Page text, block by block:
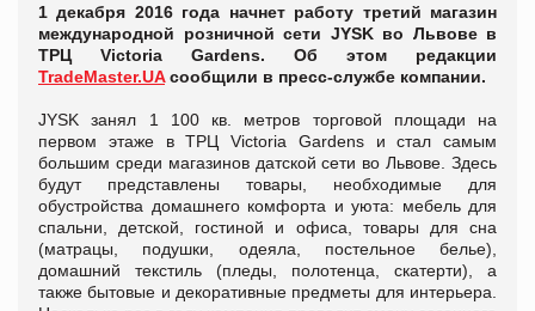
1 декабря 2016 года начнет работу третий магазин
международной розничной сети JYSK во Львове в
ТРЦ Victoria Gardens. Об этом редакции
TradeMaster.UAсообщили в пресс-службе компании.
JYSK занял 1 100 кв. метров торговой площади на
первом этаже в ТРЦ Victoria Gardens и стал самым
большим среди магазинов датской сети во Львове. Здесь
будут представлены товары, необходимые для
обустройства домашнего комфорта и уюта: мебель для
спальни, детской, гостиной и офиса, товары для сна
(матрацы, подушки, одеяла, постельное белье),
домашний текстиль (пледы, полотенца, скатерти), а
также бытовые и декоративные предметы для интерьера.